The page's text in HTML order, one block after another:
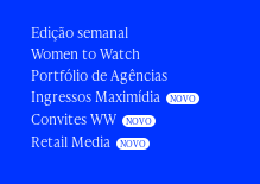
Edição semanal
Women to Watch
Portfólio de Agências
Ingressos Maximídia
Convites WW
Retail Media